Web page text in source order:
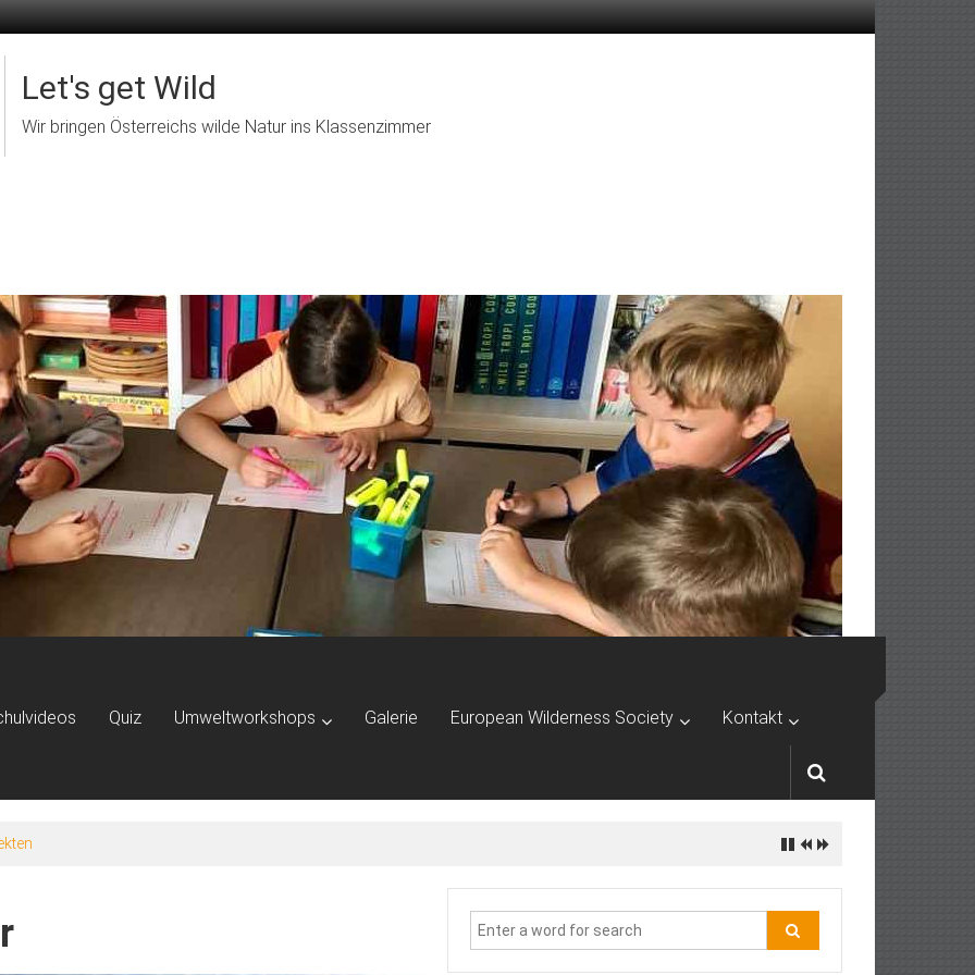
Let's get Wild
Wir bringen Österreichs wilde Natur ins Klassenzimmer
Quiz Umweltworkshops Galerie European Wilderness Society Kontakt